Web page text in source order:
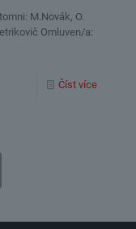
M.Novák, O.
Omluven/a:
Číst více